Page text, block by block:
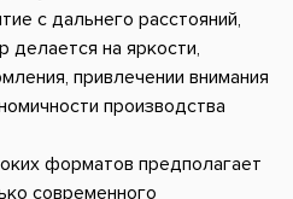
с дальнего расстояний,
делается на яркости,
привлечении внимания
производства
форматов предполагает
современного